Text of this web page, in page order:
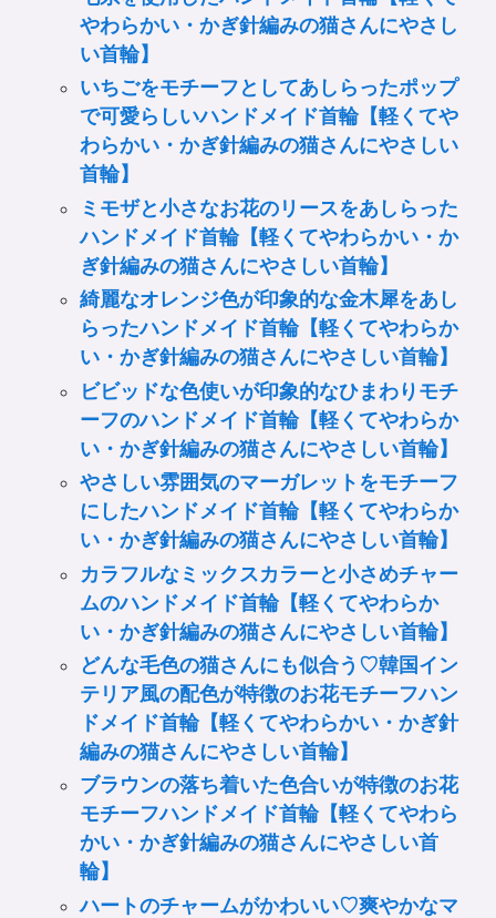
やわらかい・かぎ針編みの猫さんにやさし
い首輪】
いちごをモチーフとしてあしらったポップ
で可愛らしいハンドメイド首輪【軽くてや
わらかい・かぎ針編みの猫さんにやさしい
首輪】
ミモザと小さなお花のリースをあしらった
ハンドメイド首輪【軽くてやわらかい・か
ぎ針編みの猫さんにやさしい首輪】
綺麗なオレンジ色が印象的な金木犀をあし
らったハンドメイド首輪【軽くてやわらか
い・かぎ針編みの猫さんにやさしい首輪】
ビビッドな色使いが印象的なひまわりモチ
ーフのハンドメイド首輪【軽くてやわらか
い・かぎ針編みの猫さんにやさしい首輪】
やさしい雰囲気のマーガレットをモチーフ
にしたハンドメイド首輪【軽くてやわらか
い・かぎ針編みの猫さんにやさしい首輪】
カラフルなミックスカラーと小さめチャー
ムのハンドメイド首輪【軽くてやわらか
い・かぎ針編みの猫さんにやさしい首輪】
どんな毛色の猫さんにも似合う♡韓国イン
テリア風の配色が特徴のお花モチーフハン
ドメイド首輪【軽くてやわらかい・かぎ針
編みの猫さんにやさしい首輪】
ブラウンの落ち着いた色合いが特徴のお花
モチーフハンドメイド首輪【軽くてやわら
かい・かぎ針編みの猫さんにやさしい首
輪】
ハートのチャームがかわいい♡爽やかなマ